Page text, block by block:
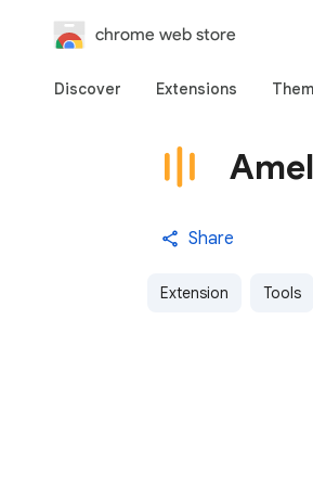
chrome web store
Discover Extensions
Share
Extension Tools